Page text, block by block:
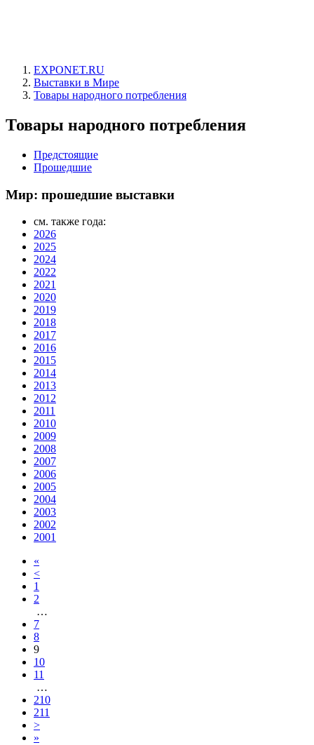
EXPONET.RU
Выставки в Мире
Товары народного потребления
Товары народного потребления
Предстоящие
Прошедшие
Мир: прошедшие выставки
см. также года:
2026
2025
2024
2022
2021
2020
2019
2018
2017
2016
2015
2014
2013
2012
2011
2010
2009
2008
2007
2006
2005
2004
2003
2002
2001
«
<
1
2
…
7
8
9
10
11
…
210
211
>
»